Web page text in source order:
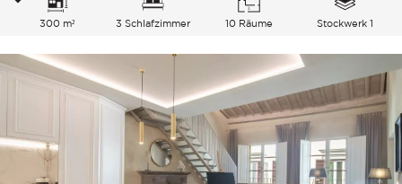
300 m² 3 Schlafzimmer 10 Räume Stockwerk 1